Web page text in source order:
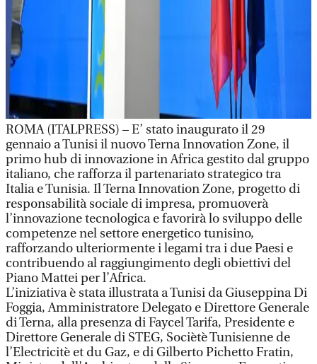
ROMA (ITALPRESS) – E’ stato inaugurato il 29
gennaio a Tunisi il nuovo Terna Innovation Zone, il
primo hub di innovazione in Africa gestito dal gruppo
italiano, che rafforza il partenariato strategico tra
Italia e Tunisia. Il Terna Innovation Zone, progetto di
responsabilità sociale di impresa, promuoverà
l’innovazione tecnologica e favorirà lo sviluppo delle
competenze nel settore energetico tunisino,
rafforzando ulteriormente i legami tra i due Paesi e
contribuendo al raggiungimento degli obiettivi del
Piano Mattei per l’Africa.
L’iniziativa è stata illustrata a Tunisi da Giuseppina Di
Foggia, Amministratore Delegato e Direttore Generale
di Terna, alla presenza di Faycel Tarifa, Presidente e
Direttore Generale di STEG, Sociètè Tunisienne de
l’Electricitè et du Gaz, e di Gilberto Pichetto Fratin,